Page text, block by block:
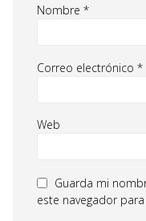
Nombre *
Correo electrónico *
Web
Guarda mi
este navegador